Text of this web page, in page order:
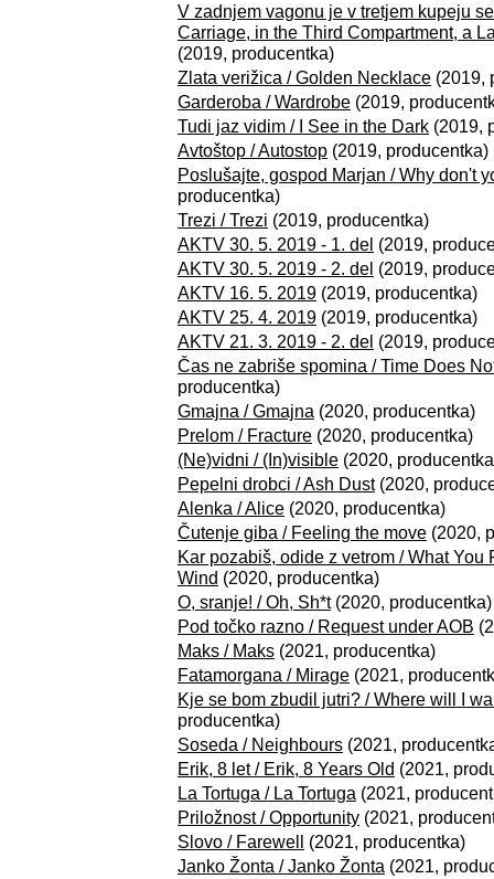
V zadnjem vagonu je v tretjem kupeju
Carriage, in the Third Compartment, a
(2019, producentka)
Zlata verižica / Golden Necklace (2019,
Garderoba / Wardrobe (2019,
Tudi jaz vidim / I See in the Dark (2019,
Avtoštop / Autostop (2019, producentka)
Poslušajte, gospod Marjan / Why don't
producentka)
Trezi / Trezi (2019, producentka)
AKTV 30. 5. 2019 - 1. del (2019,
AKTV 30. 5. 2019 - 2. del (2019,
AKTV 16. 5. 2019 (2019, producentka)
AKTV 25. 4. 2019 (2019, producentka)
AKTV 21. 3. 2019 - 2. del (2019,
Čas ne zabriše spomina / Time Does
producentka)
Gmajna / Gmajna (2020, producentka)
Prelom / Fracture (2020, producentka)
(Ne)vidni / (In)visible (2020,
Pepelni drobci / Ash Dust(2020,
Alenka / Alice (2020, producentka)
Čutenje giba / Feeling the move (2020,
Kar pozabiš, odide z vetrom / What You
Wind (2020, producentka)
O, sranje! / Oh, Sh*t(2020, producentka)
Pod točko razno / Request under AOB
Maks / Maks (2021, producentka)
Fatamorgana / Mirage (2021,
Kje se bom zbudil jutri? / Where will I
producentka)
Soseda / Neighbours (2021,
Erik, 8 let / Erik, 8 Years Old (2021,
La Tortuga / La Tortuga (2021,
Priložnost / Opportunity (2021,
Slovo / Farewell
(2021, producentka)
Janko Žonta / Janko Žonta (2021,